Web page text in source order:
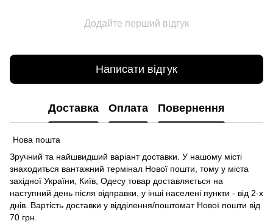
Додайте перший відгук
Написати відгук
Доставка Оплата Повернення
Нова пошта
Зручний та найшвидший варіант доставки. У нашому місті
знаходиться вантажний термінал Нової пошти, тому у міста
західної України, Київ, Одесу товар доставляється на
наступний день після відправки, у інші населені пункти - від 2-х
днів. Вартість доставки у відділення/поштомат Нової пошти від
70 грн.